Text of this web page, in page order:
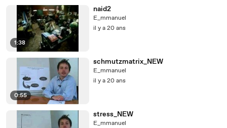
1:38
naid2
E_mmanuel
il y a 20 ans
0:55
schmutzmatrix_NEW
E_mmanuel
il y a 20 ans
stress_NEW
E_mmanuel